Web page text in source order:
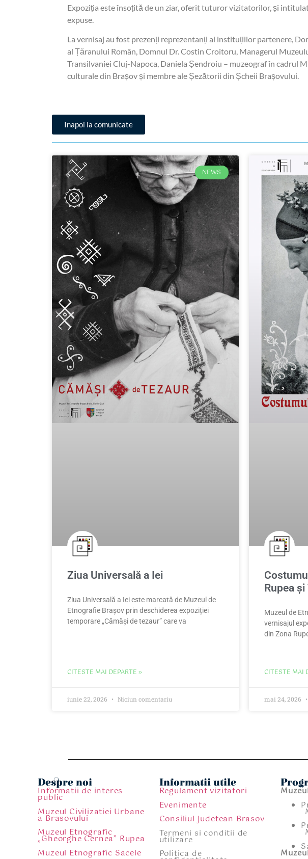
Expoziția este însoțită de un ziar, oferit tuturor vizitatorilor, și
expuse.
La vernisaj au fost prezenți reprezentanți ai instituțiilor partenere,
al Țăranului Român, Domnul Dr. Costin Croitoru, Managerul
Transilvaniei Cluj-Napoca, Daniela Șendroiu – muzeograf în cadrul
culturale din Brașov și membre ale Șezătorii din Șcheii Brașovului.
Inapoi la comunicate
NEWS
Ziua Universală a Iei
Ziua Universală a Iei este marcată de Muzeul de
Etnografie Brașov prin deschiderea expoziției
temporare „Cămăși de tezaur” care va
CITESTE MAI DEPARTE »
iunie 22, 2026 Niciun comentariu
Rupea
Muzeul de
vernisajul
din Zona
CITESTE MAI
mai 24, 2026
Despre noi
Informatii de interes
public
Muzeul Civilizatiei Urbane
a Brasovului
Muzeul Etnografic
„Gheorghe Cernea” Rupea
Muzeul Etnografic Sacele
Informatii utile
Regulament vizitatori
Evenimente
Consiliul Judetean Brasov
Termeni si conditii de
utilizare
Politica de